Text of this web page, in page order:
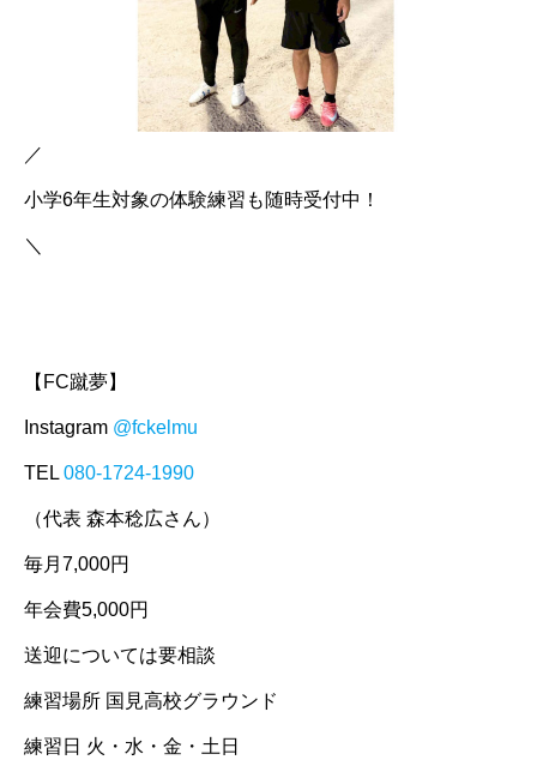
／
小学6年生対象の体験練習も随時受付中！
＼
【FC蹴夢】
Instagram @fckelmu
TEL 080-1724-1990
（代表 森本稔広さん）
毎月7,000円
年会費5,000円
送迎については要相談
練習場所 国見高校グラウンド
練習日 火・水・金・土日